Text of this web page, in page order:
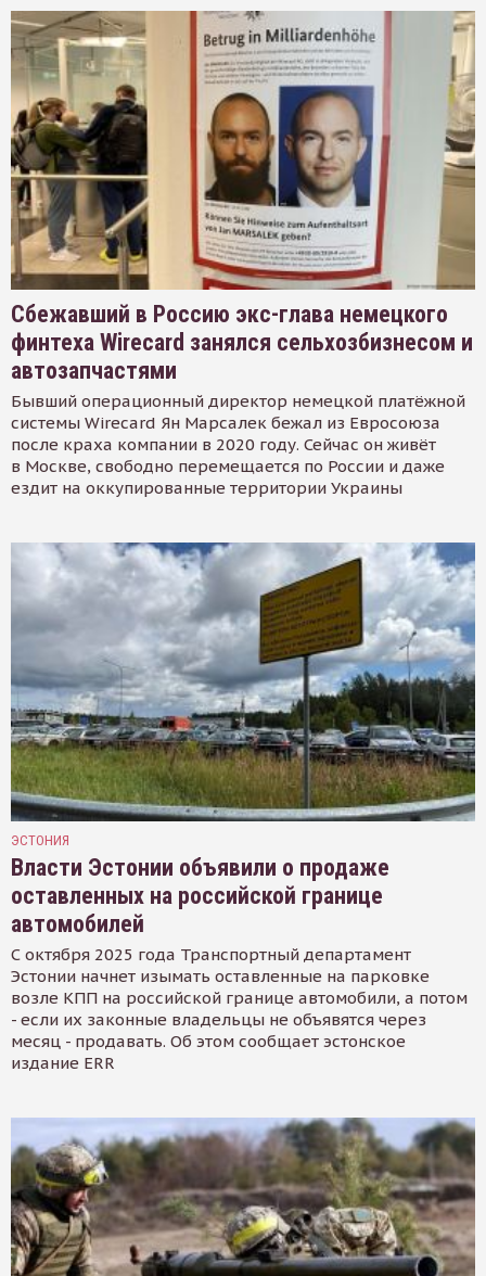
Сбежавший в Россию экс-глава немецкого
финтеха Wirecard занялся сельхозбизнесом и
автозапчастями
Бывший операционный директор немецкой платёжной
системы Wirecard Ян Марсалек бежал из Евросоюза
после краха компании в 2020 году. Сейчас он живёт
в Москве, свободно перемещается по России и даже
ездит на оккупированные территории Украины
ЭСТОНИЯ
Власти Эстонии объявили о продаже
оставленных на российской границе
автомобилей
С октября 2025 года Транспортный департамент
Эстонии начнет изымать оставленные на парковке
возле КПП на российской границе автомобили, а потом
- если их законные владельцы не объявятся через
месяц - продавать. Об этом сообщает эстонское
издание ERR